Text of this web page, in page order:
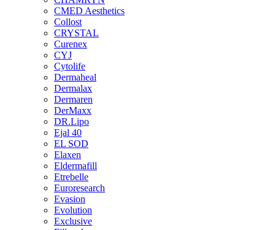
CMED Aesthetics
Collost
CRYSTAL
Curenex
CYJ
Cytolife
Dermaheal
Dermalax
Dermaren
DerMaxx
DR.Lipo
Ejal 40
EL SOD
Elaxen
Eldermafill
Etrebelle
Euroresearch
Evasion
Evolution
Exclusive